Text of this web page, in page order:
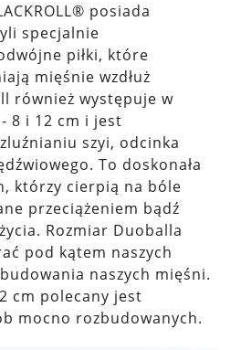
posiada
specjalnie
piłki, które
mięśnie wzdłuż
również występuje w
8 i 12 cm i jest
szyi, odcinka
To doskonała
którzy cierpią na bóle
przeciążeniem bądź
Rozmiar Duoballa
pod kątem naszych
naszych mięśni.
cm polecany jest
mocno rozbudowanych.